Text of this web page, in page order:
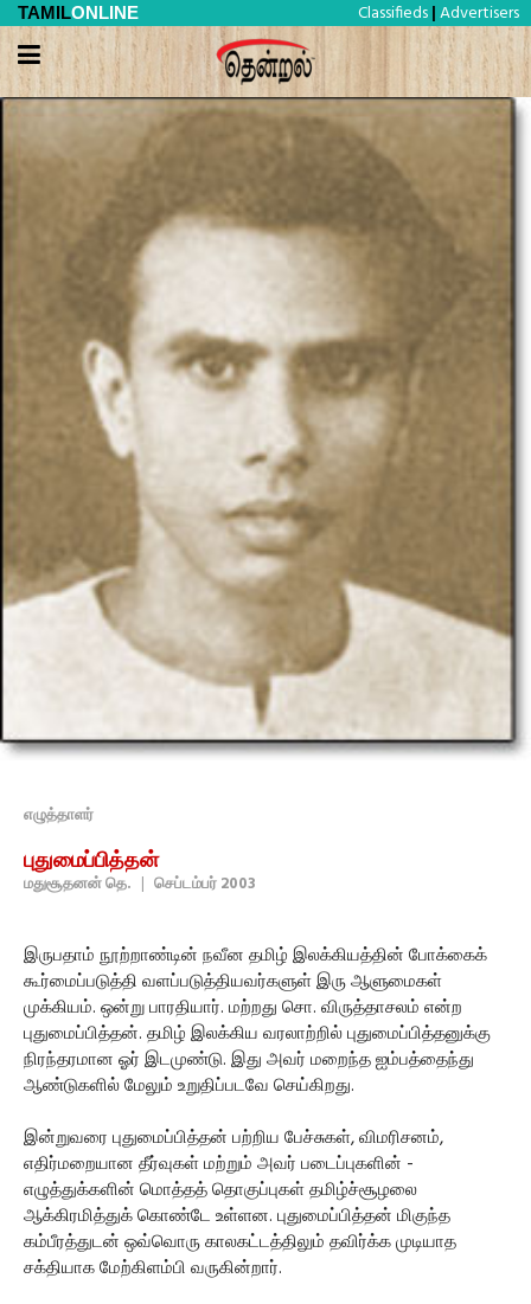
TAMILONLINE Classifieds | Advertisers
எழுத்தாளர்
புதுமைப்பித்தன்
மதுசூதனன் தெ. | செப்டம்பர் 2003
இருபதாம் நூற்றாண்டின் நவீன தமிழ் இலக்கியத்தின் போக்கைக்
கூர்மைப்படுத்தி வளப்படுத்தியவர்களுள் இரு ஆளுமைகள்
முக்கியம். ஒன்று பாரதியார். மற்றது சொ. விருத்தாசலம் என்ற
புதுமைப்பித்தன். தமிழ் இலக்கிய வரலாற்றில் புதுமைப்பித்தனுக்கு
நிரந்தரமான ஓர் இடமுண்டு. இது அவர் மறைந்த ஐம்பத்தைந்து
ஆண்டுகளில் மேலும் உறுதிப்படவே செய்கிறது.
இன்றுவரை புதுமைப்பித்தன் பற்றிய பேச்சுகள், விமரிசனம்,
எதிர்மறையான தீர்வுகள் மற்றும் அவர் படைப்புகளின் -
எழுத்துக்களின் மொத்தத் தொகுப்புகள் தமிழ்ச்சூழலை
ஆக்கிரமித்துக் கொண்டே உள்ளன. புதுமைப்பித்தன் மிகுந்த
கம்பீரத்துடன் ஒவ்வொரு காலகட்டத்திலும் தவிர்க்க முடியாத
சக்தியாக மேற்கிளம்பி வருகின்றார்.